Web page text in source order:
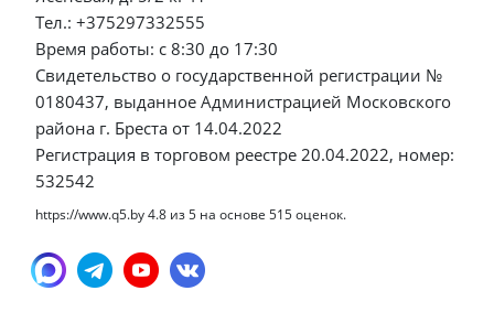
Тел.: +375297332555
Время работы: с 8:30 до 17:30
Свидетельство о государственной регистрации №
0180437, выданное Администрацией Московского
района г. Бреста от 14.04.2022
Регистрация в торговом реестре 20.04.2022, номер:
532542
https://www.q5.by4.8 из5 на основе 515оценок.